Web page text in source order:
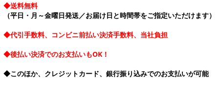
◆送料無料
（平日・月～金曜日発送／お届け日と時間帯をご指定いただけます）
◆代引手数料、コンビニ前払い決済手数料、当社負担
◆後払い決済でのお支払いもOK！
◆このほか、クレジットカード、銀行振り込みでのお支払いが可能